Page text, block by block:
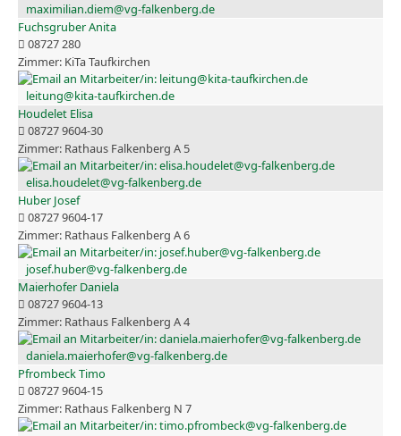
maximilian.diem@vg-falkenberg.de
Fuchsgruber Anita
08727 280
KiTa Taufkirchen
leitung@kita-taufkirchen.de
Houdelet Elisa
08727 9604-30
Rathaus Falkenberg A 5
elisa.houdelet@vg-falkenberg.de
Huber Josef
08727 9604-17
Rathaus Falkenberg A 6
josef.huber@vg-falkenberg.de
Maierhofer Daniela
08727 9604-13
Rathaus Falkenberg A 4
daniela.maierhofer@vg-falkenberg.de
Pfrombeck Timo
08727 9604-15
Rathaus Falkenberg N 7